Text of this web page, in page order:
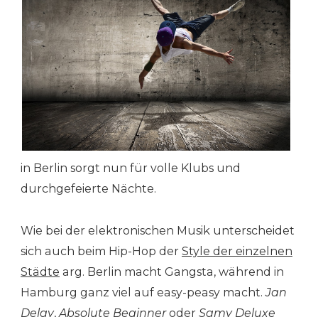
in Berlin sorgt nun für volle Klubs und
durchgefeierte Nächte.
Wie bei der elektronischen Musik unterscheidet
sich auch beim Hip-Hop der Style der einzelnen
Städte arg. Berlin macht Gangsta, während in
Hamburg ganz viel auf easy-peasy macht.Jan
Delay,Absolute Beginneroder Samy Deluxe